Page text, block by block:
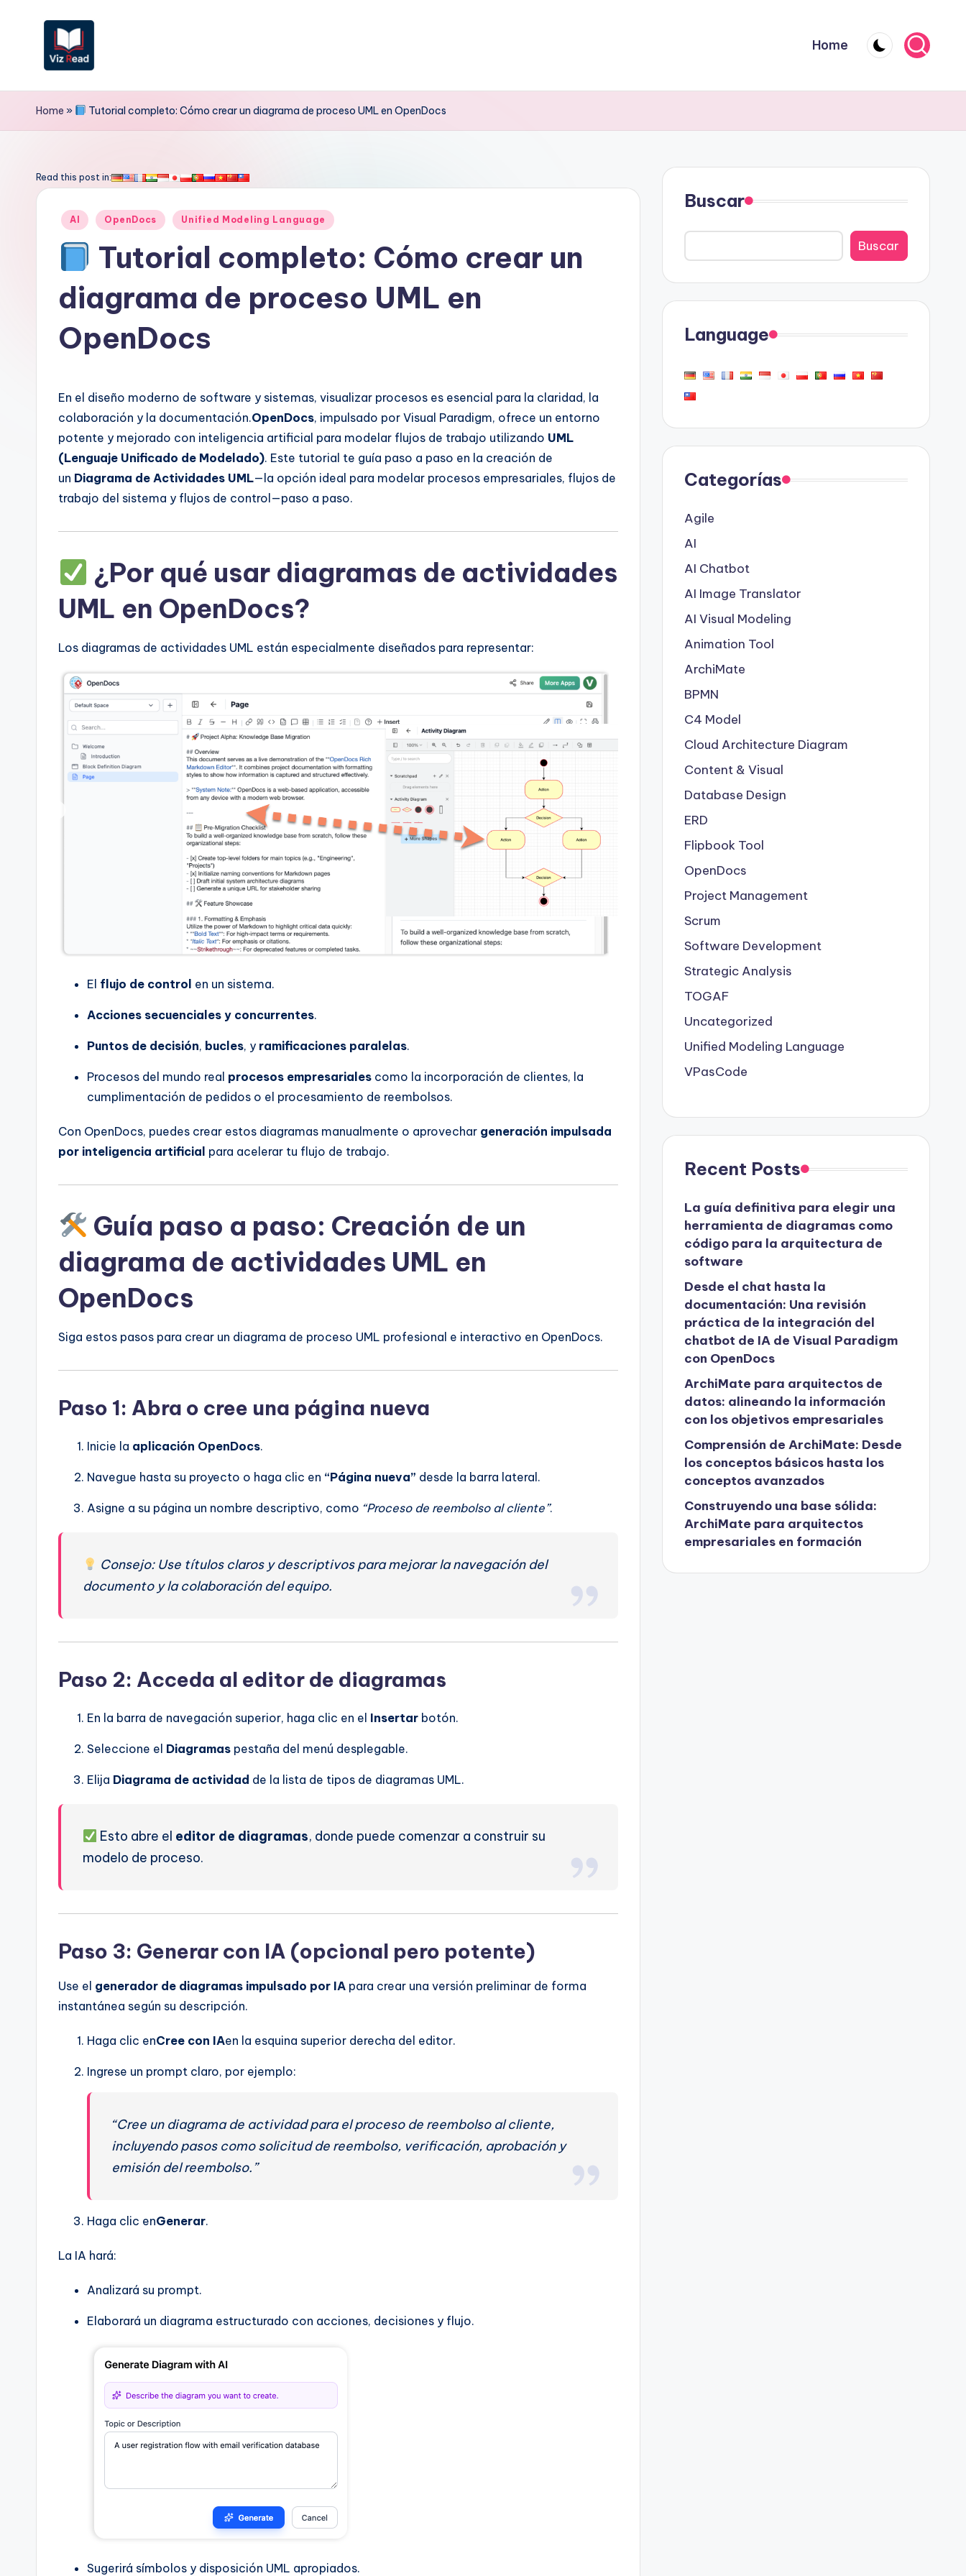
V
iz
e
is
A
ft
Home
Home » Tutorial completo: Cómo crear un diagrama de proceso UML en OpenDocs
Read this post in:
Publicado
AI OpenDocs Unified Modeling Language
Tutorial completo: Cómo crear un
diagrama de proceso UML en
OpenDocs
En el diseño moderno de software y sistemas, visualizar procesos es esencial para la claridad, la
colaboración y la documentación.OpenDocs, impulsado por Visual Paradigm, ofrece un entorno
potente y mejorado con inteligencia artificial para modelar flujos de trabajo utilizando UML
(Lenguaje Unificado de Modelado). Este tutorial te guía paso a paso en la creación de
un Diagrama de Actividades UML—la opción ideal para modelar procesos empresariales, flujos de
trabajo del sistema y flujos de control—paso a paso.
¿Por qué usar diagramas de actividades
UML en OpenDocs?
Los diagramas de actividades UML están especialmente diseñados para representar:
El flujo de control en un sistema.
Acciones secuenciales y concurrentes.
Puntos de decisión, bucles, y ramificaciones paralelas.
Procesos del mundo real procesos empresariales como la incorporación de clientes, la
cumplimentación de pedidos o el procesamiento de reembolsos.
Con OpenDocs, puedes crear estos diagramas manualmente o aprovechar generación impulsada
por inteligencia artificial para acelerar tu flujo de trabajo.
Guía paso a paso: Creación de un
diagrama de actividades UML en
OpenDocs
Siga estos pasos para crear un diagrama de proceso UML profesional e interactivo en OpenDocs.
Paso 1: Abra o cree una página nueva
Inicie la aplicación OpenDocs.
Navegue hasta su proyecto o haga clic en “Página nueva” desde la barra lateral.
Asigne a su página un nombre descriptivo, como “Proceso de reembolso al cliente”.
Consejo: Use títulos claros y descriptivos para mejorar la navegación del
documento y la colaboración del equipo.
Paso 2: Acceda al editor de diagramas
En la barra de navegación superior, haga clic en el Insertar botón.
Seleccione el Diagramas pestaña del menú desplegable.
Elija Diagrama de actividad de la lista de tipos de diagramas UML.
Esto abre el editor de diagramas, donde puede comenzar a construir su
modelo de proceso.
Paso 3: Generar con IA (opcional pero potente)
Use el generador de diagramas impulsado por IA para crear una versión preliminar de forma
instantánea según su descripción.
Haga clic enCree con IAen la esquina superior derecha del editor.
Ingrese un prompt claro, por ejemplo:
“Cree un diagrama de actividad para el proceso de reembolso al cliente,
incluyendo pasos como solicitud de reembolso, verificación, aprobación y
emisión del reembolso.”
Haga clic enGenerar.
La IA hará:
Analizará su prompt.
Elaborará un diagrama estructurado con acciones, decisiones y flujo.
Sugerirá símbolos y disposición UML apropiados.
Buscar
Buscar
Language
Categorías
Agile
AI
AI Chatbot
AI Image Translator
AI Visual Modeling
Animation Tool
ArchiMate
BPMN
C4 Model
Cloud Architecture Diagram
Content & Visual
Database Design
ERD
Flipbook Tool
OpenDocs
Project Management
Scrum
Software Development
Strategic Analysis
TOGAF
Uncategorized
Unified Modeling Language
VPasCode
Recent Posts
La guía definitiva para elegir una
herramienta de diagramas como
código para la arquitectura de
software
Desde el chat hasta la
documentación: Una revisión
práctica de la integración del
chatbot de IA de Visual Paradigm
con OpenDocs
ArchiMate para arquitectos de
datos: alineando la información
con los objetivos empresariales
Comprensión de ArchiMate: Desde
los conceptos básicos hasta los
conceptos avanzados
Construyendo una base sólida:
ArchiMate para arquitectos
empresariales en formación